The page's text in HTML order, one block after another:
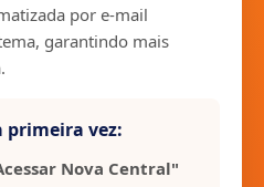
por e-mail
garantindo mais
primeira vez:
Nova Central"